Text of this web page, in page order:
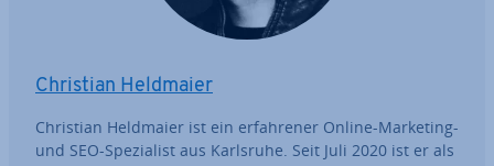
Christian Heldmaier
Christian Heldmaier ist ein er­fah­re­ner Online-Marketing-
und SEO-Spe­zia­list aus Karlsruhe. Seit Juli 2020 ist er als